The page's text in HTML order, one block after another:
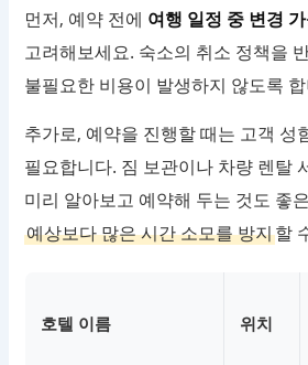
먼저, 예약 전에 여행 일정 중 변경
고려해보세요. 숙소의 취소 정책을
불필요한 비용이 발생하지 않도록
추가로, 예약을 진행할 때는 고객 성
필요합니다. 짐 보관이나 차량 렌탈
미리 알아보고 예약해 두는 것도 좋
예상보다 많은 시간 소모를 방지할
호텔 이름 위치